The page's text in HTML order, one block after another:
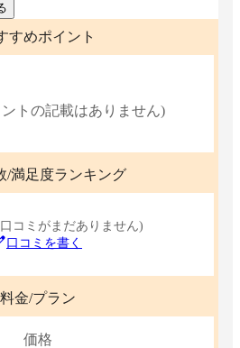
すめポイント
トの記載はありません)
/満足度ランキング
コミがまだありません)
口コミを書く
料金/プラン
価格